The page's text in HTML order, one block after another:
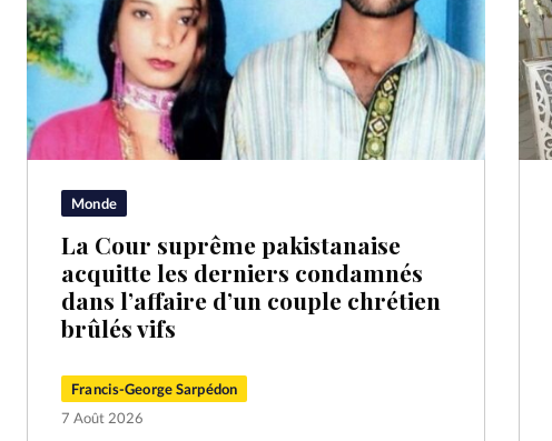
Monde
La Cour suprême pakistanaise
acquitte les derniers condamnés
dans l’affaire d’un couple chrétien
brûlés vifs
Francis-George Sarpédon
7 Août 2026